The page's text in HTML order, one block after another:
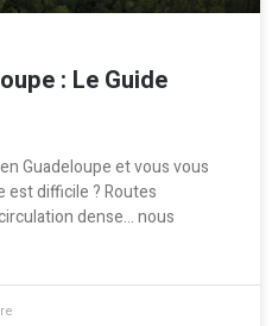
: Le Guide
Guadeloupe et vous vous
est difficile ? Routes
dense… nous